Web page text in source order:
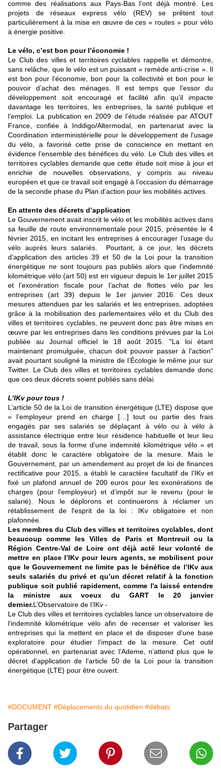
comme des réalisations aux Pays-Bas l’ont déjà montré. Les
projets de réseaux express vélo (REV) se prêtent tout
particulièrement à la mise en œuvre de ces « routes » pour vélo
à énergie positive.
Le vélo, c’est bon pour l’économie !
Le Club des villes et territoires cyclables rappelle et démontre,
sans relâche, que le vélo est un puissant « remède anti-crise ». Il
est bon pour l’économie, bon pour la collectivité et bon pour le
pouvoir d’achat des ménages. Il est temps que l’essor du
développement soit encouragé et facilité afin qu’il impacte
davantage les territoires, les entreprises, la santé publique et
l’emploi. La publication en 2009 de l’étude réalisée par ATOUT
France, confiée à Inddigo/Altermodal, en partenariat avec la
Coordination interministérielle pour le développement de l’usage
du vélo, a favorisé cette prise de conscience en mettant en
évidence l’ensemble des bénéfices du vélo. Le Club des villes et
territoires cyclables demande que cette étude soit mise à jour et
enrichie de nouvelles observations, y compris au niveau
européen et que ce travail soit engagé à l’occasion du démarrage
de la seconde phase du Plan d’action pour les mobilités actives.
En attente des décrets d’application
Le Gouvernement avait inscrit le vélo et les mobilités actives dans
sa feuille de route environnementale pour 2015, présentée le 4
février 2015, en incitant les entreprises à encourager l’usage du
vélo auprès leurs salariés. Pourtant, à ce jour, les décrets
d’application des articles 39 et 50 de la Loi pour la transition
énergétique ne sont toujours pas publiés alors que l’indemnité
kilométrique vélo (art 50) est en vigueur depuis le 1er juillet 2015
et l’exonération fiscale pour l’achat de flottes vélo par les
entreprises (art 39) depuis le 1er janvier 2016. Ces deux
mesures attendues par les salariés et les entreprises, adoptées
grâce à la mobilisation des parlementaires vélo et du Club des
villes et territoires cyclables, ne peuvent donc pas être mises en
œuvre par les entreprises dans les conditions prévues par la Loi
publiée au Journal officiel le 18 août 2015. "La loi étant
maintenant promulguée, chacun doit pouvoir passer à l'action"
avait pourtant souligné la ministre de l’Écologie le même jour sur
Twitter. Le Club des villes et territoires cyclables demande donc
que ces deux décrets soient publiés sans délai.
L’IKv pour tous !
L’article 50 de la Loi de transition énergétique (LTE) dispose que
« l’employeur prend en charge […] tout ou partie des frais
engagés par ses salariés se déplaçant à vélo ou à vélo à
assistance électrique entre leur résidence habituelle et leur lieu
de travail, sous la forme d'une indemnité kilométrique vélo » et
établit donc le caractère obligatoire de la mesure. Mais le
Gouvernement, par un amendement au projet de loi de finances
rectificative pour 2015, a établi le caractère facultatif de l’IKv et
fixé un plafond annuel de 200 euros pour les exonérations de
charges (pour l’employeur) et d’impôt sur le revenu (pour le
salarié). Nous le déplorons et continuerons à réclamer un
rétablissement de l'esprit de la loi : IKv obligatoire et non
plafonnée.
Les membres du Club des villes et territoires cyclables, dont
beaucoup comme les Villes de Paris et Montreuil ou la
Région Centre-Val de Loire ont déjà acté leur volonté de
mettre en place l’IKv pour leurs agents, se mobilisent pour
que le Gouvernement ne limite pas le bénéfice de l’IKv aux
seuls salariés du privé et qu’un décret relatif à la fonction
publique soit publié rapidement, comme l'a laissé entendre
la ministre aux voeux du GART le 20 janvier
dernier.L’Observatoire de l’IKv -
Le Club des villes et territoires cyclables lance un observatoire de
l’indemnité kilométrique vélo afin de recenser et valoriser les
entreprises qui la mettent en place et de disposer d’une base
exploratoire pour étudier l’impact de la mesure. Cet outil
opérationnel, en partenariat avec l’Ademe, n’attend plus que le
décret d’application de l’article 50 de la Loi pour la transition
énergétique (LTE) pour être ouvert.
#DOCUMENT #Déplacements du quotidien #débats
Partager